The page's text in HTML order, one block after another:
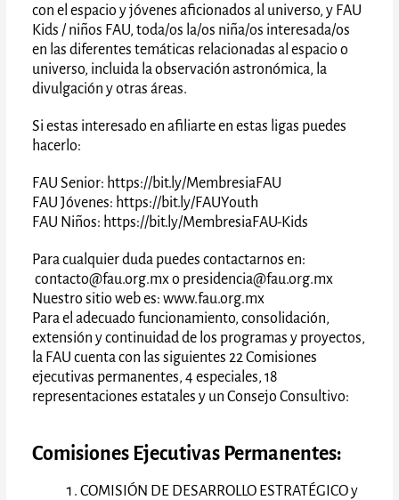
con el espacio y jóvenes aficionados al universo, y FAU
Kids / niños FAU, toda/os la/os niña/os interesada/os
en las diferentes temáticas relacionadas al espacio o
universo, incluida la observación astronómica, la
divulgación y otras áreas.
Si estas interesado en afiliarte en estas ligas puedes
hacerlo:
FAU Senior: https://bit.ly/MembresiaFAU
FAU Jóvenes: https://bit.ly/FAUYouth
FAU Niños: https://bit.ly/MembresiaFAU-Kids
Para cualquier duda puedes contactarnos en:
contacto@fau.org.mx o presidencia@fau.org.mx
Nuestro sitio web es:www.fau.org.mx
Para el adecuado funcionamiento, consolidación,
extensión y continuidad de los programas y proyectos,
la FAU cuenta con las siguientes 22 Comisiones
ejecutivas permanentes, 4 especiales, 18
representaciones estatales y un Consejo Consultivo:
Comisiones Ejecutivas Permanentes:
COMISIÓN DE DESARROLLO ESTRATÉGICO y